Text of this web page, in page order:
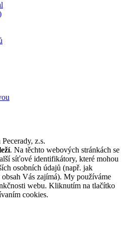
z.s.
. Na těchto webových stránkách se
síťové identifikátory, které mohou
osobních údajů (např. jak
Vás zajímá). My používáme
webu. Kliknutím na tlačítko
cookies.